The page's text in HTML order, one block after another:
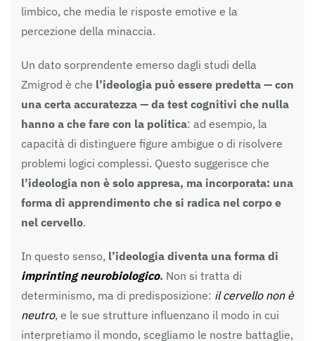
limbico, che media le risposte emotive e la
percezione della minaccia.
Un dato sorprendente emerso dagli studi della
Zmigrod è che l’ideologia può essere predetta — con
una certa accuratezza — da test cognitivi che nulla
hanno a che fare con la politica: ad esempio, la
capacità di distinguere figure ambigue o di risolvere
problemi logici complessi. Questo suggerisce che
l’ideologia non è solo appresa, ma incorporata: una
forma di apprendimento che si radica nel corpo e
nel cervello.
In questo senso, l’ideologia diventa una forma di
imprinting neurobiologico. Non si tratta di
determinismo, ma di predisposizione: il cervello non è
neutro, e le sue strutture influenzano il modo in cui
interpretiamo il mondo, scegliamo le nostre battaglie,